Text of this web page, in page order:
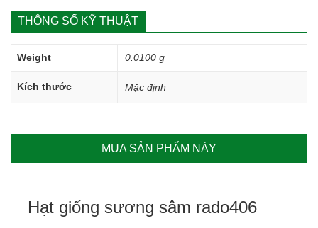
Ươm hạt trong khay hoặc gieo trực tiếp, tránh phủ đất lên hạt,
giữ ẩm hạt.
THÔNG SỐ KỸ THUẬT
Weight 0.0100 g
Kích thước Mặc định
MUA SẢN PHẨM NÀY
Hạt giống sương sâm rado406